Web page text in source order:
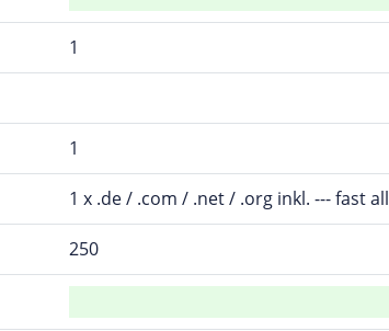
1
1
1 x .de / .com / .net / .org inkl. --- fast
250